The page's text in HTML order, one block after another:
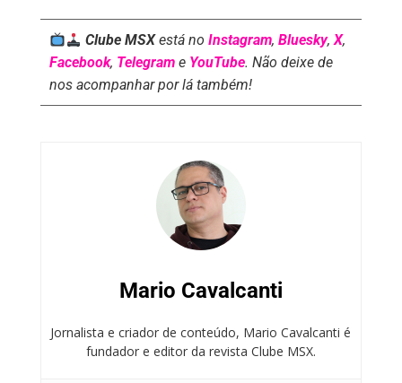
Clube MSXestá noInstagram,Bluesky,X,
Facebook, Telegrame YouTube. Não deixe de
nos acompanhar por lá também!
Mario Cavalcanti
Jornalista e criador de conteúdo, Mario Cavalcanti é
fundador e editor da revista Clube MSX.